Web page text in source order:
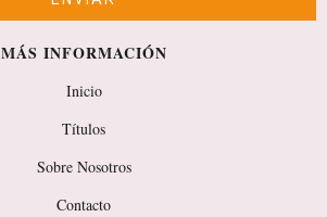
MÁS INFORMACIÓN
Inicio
Títulos
Sobre Nosotros
Contacto